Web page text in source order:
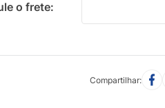
Compartilhar